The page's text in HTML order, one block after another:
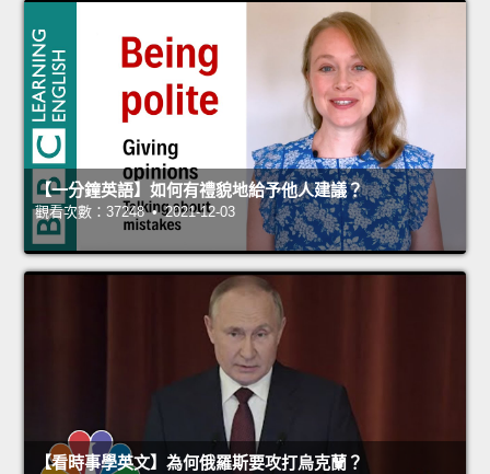
【一分鐘英語】如何有禮貌地給予他人建議？
觀看次數：37248 • 2021-12-03
【看時事學英文】為何俄羅斯要攻打烏克蘭？